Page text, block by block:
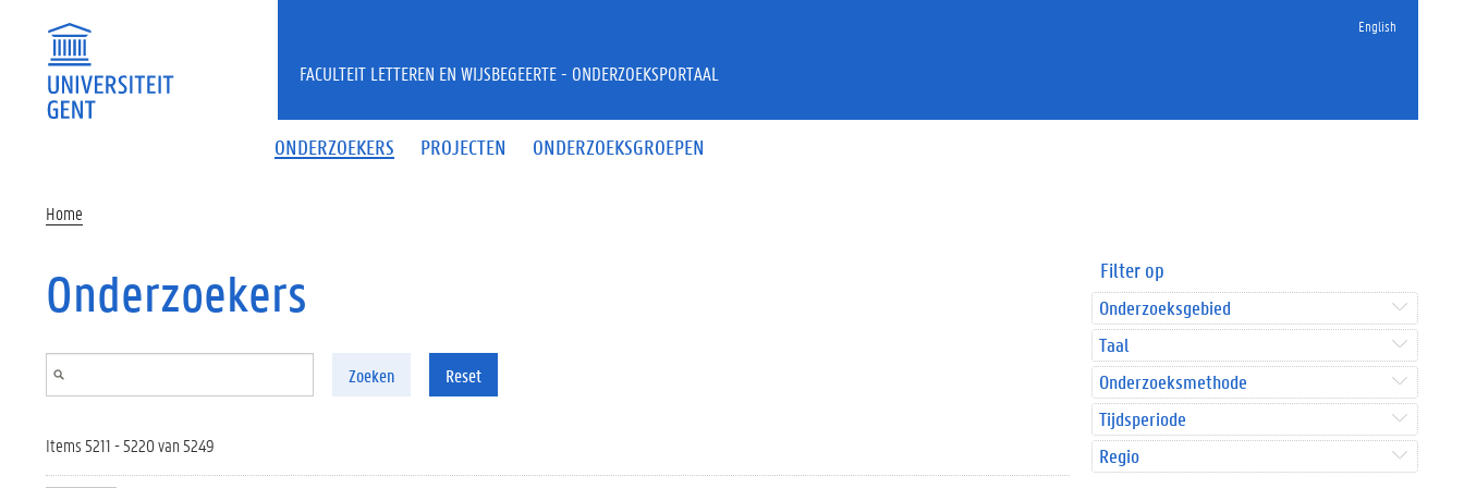
English
ONDERZOEKERS PROJECTEN ONDERZOEKSGROEPEN
FACULTEIT LETTEREN EN WIJSBEGEERTE - ONDERZOEKSPORTAAL
Home
Onderzoekers
Zoeken Reset
Items 5211 - 5220 van 5249
Filter op
Onderzoeksgebied
Taal
Onderzoeksmethode
Tijdsperiode
Regio